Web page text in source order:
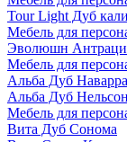
Tour Light Дуб
Мебель для
Эволюшн
Мебель для
Альба Дуб
Альба Дуб
Мебель для
Вита Дуб Сонома